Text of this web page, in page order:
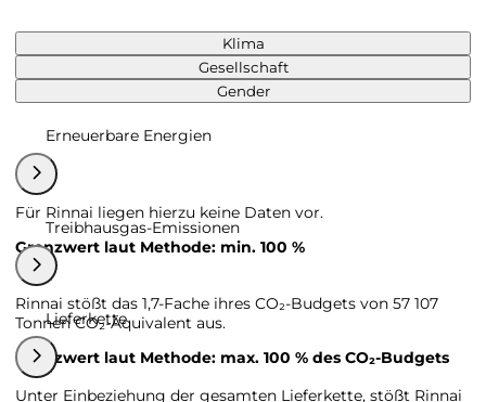
Klima
Gesellschaft
Gender
Erneuerbare Energien
Für Rinnai liegen hierzu keine Daten vor.
Grenzwert laut Methode: min. 100 %
Treibhausgas-Emissionen
Rinnai stößt das 1,7-Fache ihres CO₂-Budgets von 57 107
Tonnen CO₂-Äquivalent aus.
Grenzwert laut Methode: max. 100 % des CO₂-Budgets
Lieferkette
Unter Einbeziehung der gesamten Lieferkette, stößt Rinnai